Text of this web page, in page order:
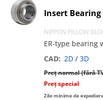
Insert Bearing
NIPPON PILLOW
ER-type bearing
CAD: 2D / 3D
Preț normal (fără
Preț special
Zile minime de